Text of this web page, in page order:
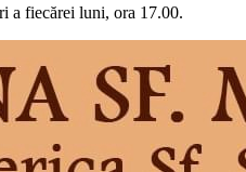
a fiecărei luni, ora 17.00.